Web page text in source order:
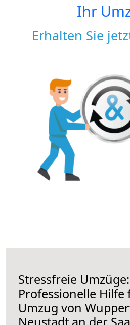
Ihr
Erhalten Sie
Stressfreie Umzüge:
Professionelle
Umzug von